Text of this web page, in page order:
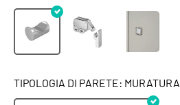
TIPOLOGIA DI PARETE: MURATURA